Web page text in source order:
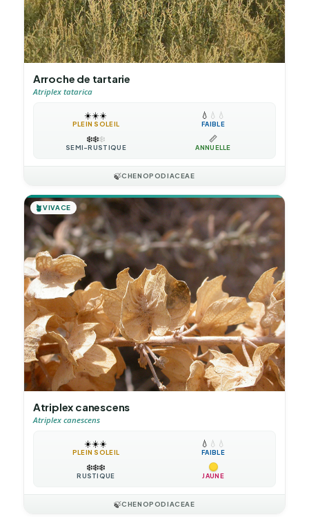
Arroche de tartarie
Atriplex tatarica
☀️☀️☀️
PLEIN SOLEIL
💧 💧 💧
FAIBLE
❄️❄️❄️
SEMI-RUSTIQUE
📏
ANNUELLE
🍃CHENOPODIACEAE
🪴VIVACE
Atriplex canescens
Atriplex canescens
☀️☀️☀️
PLEIN SOLEIL
💧 💧 💧
FAIBLE
❄️❄️❄️
RUSTIQUE JAUNE
🍃CHENOPODIACEAE